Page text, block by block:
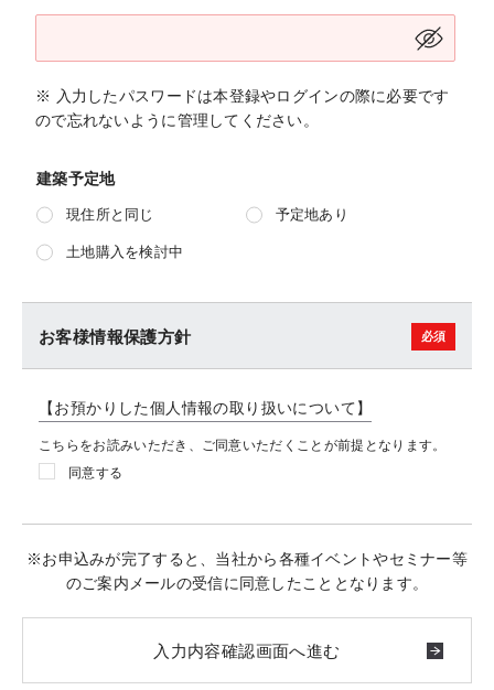
※ 入力したパスワードは本登録やログインの際に必要です
ので忘れないように管理してください。
建築予定地
現住所と同じ 予定地あり
土地購入を検討中
お客様情報保護方針
【お預かりした個人情報の取り扱いについて】
こちらをお読みいただき、ご同意いただくことが前提となります。
同意する
※お申込みが完了すると、当社から各種イベントやセミナー等
のご案内メールの受信に同意したこととなります。